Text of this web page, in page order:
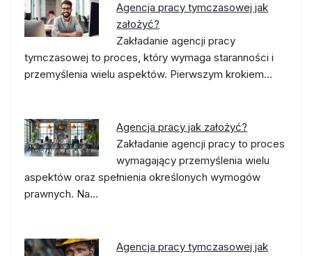
Agencja pracy tymczasowej jak
założyć?
Zakładanie agencji pracy
tymczasowej to proces, który wymaga staranności i
przemyślenia wielu aspektów. Pierwszym krokiem…
Agencja pracy jak założyć?
Zakładanie agencji pracy to proces
wymagający przemyślenia wielu
aspektów oraz spełnienia określonych wymogów
prawnych. Na…
Agencja pracy tymczasowej jak